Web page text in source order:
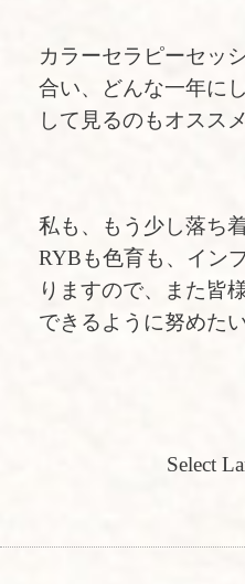
カラーセラピーセッ
合い、どんな一年に
して見るのもオスス
私も、もう少し落ち
RYBも色育も、イン
りますので、また皆
できるように努めた
Select